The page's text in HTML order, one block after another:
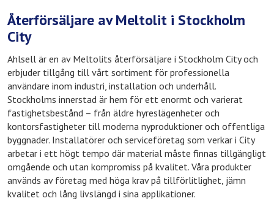
Återförsäljare av Meltolit i Stockholm
City
Ahlsell är en av Meltolits återförsäljare i Stockholm City och
erbjuder tillgång till vårt sortiment för professionella
användare inom industri, installation och underhåll.
Stockholms innerstad är hem för ett enormt och varierat
fastighetsbestånd – från äldre hyreslägenheter och
kontorsfastigheter till moderna nyproduktioner och offentliga
byggnader. Installatörer och serviceföretag som verkar i City
arbetar i ett högt tempo där material måste finnas tillgängligt
omgående och utan kompromiss på kvalitet. Våra produkter
används av företag med höga krav på tillförlitlighet, jämn
kvalitet och lång livslängd i sina applikationer.